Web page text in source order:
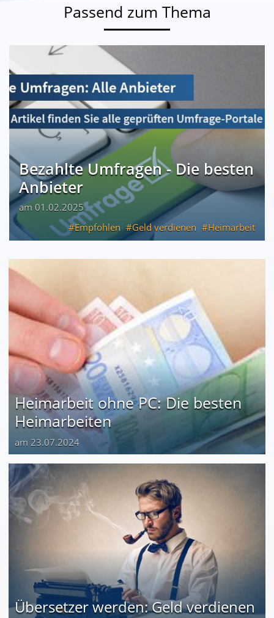
Passend zum Thema
Bezahlte Umfragen - Die besten
Anbieter
am 01.02.2025
Empfohlen
Geld verdienen Heimarbeit
Heimarbeit ohne PC: Die besten
Heimarbeiten
am 23.07.2024
Übersetzer werden: Geld verdienen